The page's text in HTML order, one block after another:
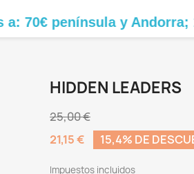
y Andorra; 100€
HIDDEN LEADERS
25,00 €
21,15 €
15,4% DE
Impuestos incluidos